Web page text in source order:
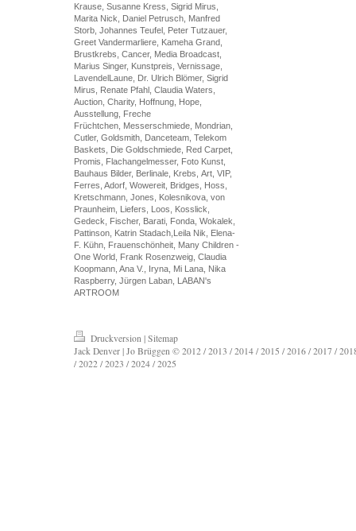
Krause, Susanne Kress, Sigrid Mirus,
Marita Nick, Daniel Petrusch, Manfred
Storb, Johannes Teufel, Peter Tutzauer,
Greet Vandermarliere, Kameha Grand,
Brustkrebs, Cancer, Media Broadcast,
Marius Singer, Kunstpreis, Vernissage,
LavendelLaune, Dr. Ulrich Blömer, Sigrid
Mirus, Renate Pfahl, Claudia Waters,
Auction, Charity, Hoffnung, Hope,
Ausstellung, Freche
Früchtchen, Messerschmiede, Mondrian,
Cutler, Goldsmith, Danceteam, Telekom
Baskets, Die Goldschmiede, Red Carpet,
Promis, Flachangelmesser, Foto Kunst,
Bauhaus Bilder, Berlinale, Krebs, Art, VIP,
Ferres, Adorf, Wowereit, Bridges, Hoss,
Kretschmann, Jones, Kolesnikova, von
Praunheim, Liefers, Loos, Kosslick,
Gedeck, Fischer, Barati, Fonda, Wokalek,
Pattinson, Katrin Stadach,Leila Nik, Elena-
F. Kühn, Frauenschönheit, Many Children -
One World, Frank Rosenzweig, Claudia
Koopmann, Ana V., Iryna, Mi Lana, Nika
Raspberry, Jürgen Laban, LABAN's
ARTROOM
Druckversion | Sitemap
Jack Denver | Jo Brüggen © 2012 / 2013 / 2014 / 2015 / 2016 / 2017 /
/ 2022 / 2023 / 2024 / 2025